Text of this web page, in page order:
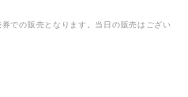
での販売となります。当日の販売はござい